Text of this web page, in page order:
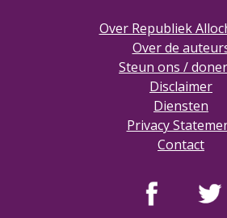
Over Republiek
Over de
Steun ons /
Disclaimer
Diensten
Privacy
Contact